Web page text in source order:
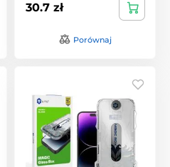
30.7 zł
Porównaj